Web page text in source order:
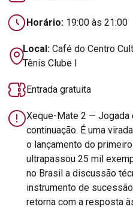
Horário: 19:00 às 21:00
Local:Café do Centro
Tênis Clube I
Entrada gratuita
Xeque-Mate 2 — Jogada
continuação. É uma
o lançamento do
ultrapassou 25 mil
no Brasil a discussão
instrumento de
retorna com a resposta